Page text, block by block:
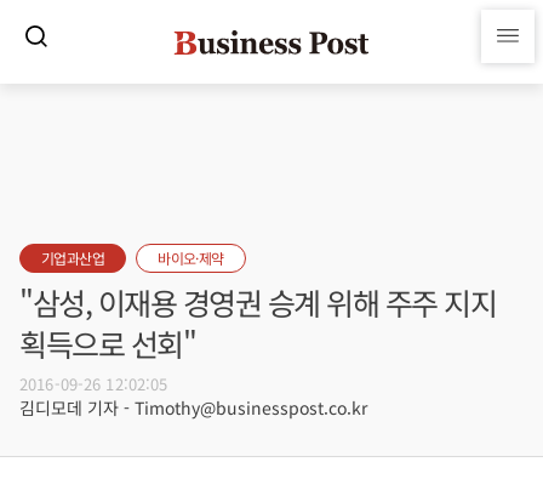
기업과산업 바이오·제약
"삼성, 이재용 경영권 승계 위해 주주 지지
획득으로 선회"
2016-09-26 12:02:05
김디모데 기자 - Timothy@businesspost.co.kr